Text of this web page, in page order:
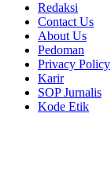
Redaksi
Contact Us
About Us
Pedoman
Privacy Policy
Karir
SOP Jurnalis
Kode Etik